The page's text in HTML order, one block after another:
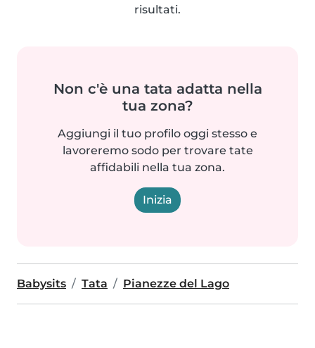
risultati.
Non c'è una tata adatta nella
tua zona?
Aggiungi il tuo profilo oggi stesso e
lavoreremo sodo per trovare tate
affidabili nella tua zona.
Inizia
Babysits Tata Pianezze del Lago